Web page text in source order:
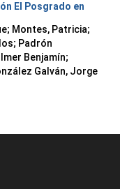
El Posgrado en
; Montes, Patricia;
; Padrón
Benjamín;
Galván, Jorge